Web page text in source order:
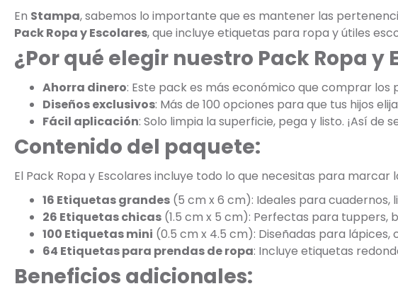
En Stampa, sabemos lo importante que es mantener las
Pack Ropa y Escolares, que incluye etiquetas para ropa y útiles
¿Por qué elegir nuestro Pack Ropa y
Ahorra dinero: Este pack es más económico que comprar los
Diseños exclusivos: Más de 100 opciones para que tus hijos
Fácil aplicación: Solo limpia la superficie, pega y listo. ¡Así de
Contenido del paquete:
El Pack Ropa y Escolares incluye todo lo que necesitas para marcar
16 Etiquetas grandes (5 cm x 6 cm): Ideales para cuadernos,
26 Etiquetas chicas (1.5 cm x 5 cm): Perfectas para tuppers,
100 Etiquetas mini (0.5 cm x 4.5 cm): Diseñadas para lápices,
64 Etiquetas para prendas de ropa: Incluye etiquetas
Beneficios adicionales: